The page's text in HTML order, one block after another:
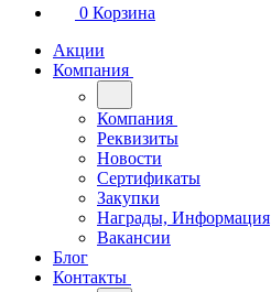
0 Корзина
Акции
Компания
Компания
Реквизиты
Новости
Сертификаты
Закупки
Награды, Информация
Вакансии
Блог
Контакты